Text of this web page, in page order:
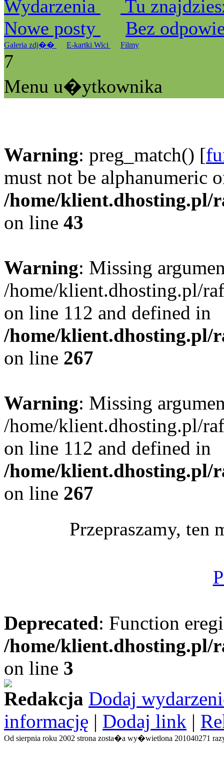
Wydarzenia
Tu
Nowe posty
Bez
Galeria zdj�� E-kartki Wici Filmy
7
Menu u�ytkownika
Warning: preg_match() [
must not be alphanumeric
/home/klient.dhosting.pl/
on line 43
Warning: Missing
/home/klient.dhosting.pl/
on line 112 and defined in
/home/klient.dhosting.pl/
on line 267
Warning: Missing
/home/klient.dhosting.pl/
on line 112 and defined in
/home/klient.dhosting.pl/
on line 267
Przepraszamy,
Deprecated: Function
/home/
on line 3
Redakcja Dodaj
informację | Dodaj link |
Od sierpnia roku 2002 strona zosta�a wy�wietlona 201040271